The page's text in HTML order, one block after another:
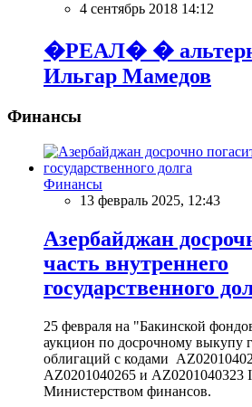
4 сентябрь 2018 14:12
�РЕАЛ� �
Ильгар Мамедов
Финансы
Финансы
13 февраль 2025, 12:43
Азербайджан
часть внутреннего
государственного
25 февраля на "Бакинской
аукцион по досрочному выкупу
облигаций с кодами
AZ0201040265 и AZ0201040323
Министерством финансов.